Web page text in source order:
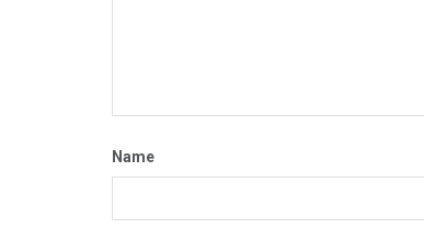
Name